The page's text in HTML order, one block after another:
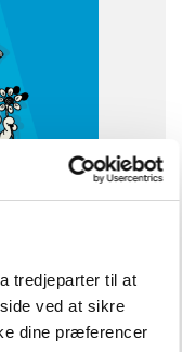
tredjeparter til at
ved at sikre
dine præferencer